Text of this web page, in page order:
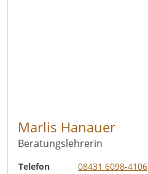
Marlis Hanauer
Beratungslehrerin
Telefon
08431 6098-4106